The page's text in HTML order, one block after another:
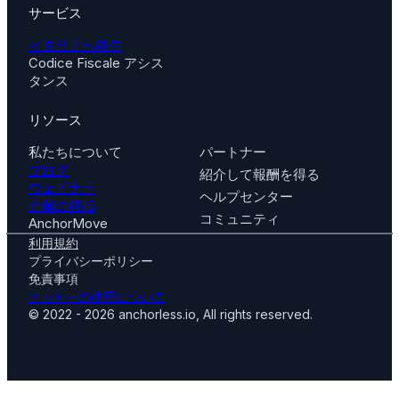
サービス
イタリアへ移住
Codice Fiscale アシス
タンス
リソース
私たちについて
ブログ
ウェビナー
企業の移転
AnchorMove
パートナー
紹介して報酬を得る
ヘルプセンター
コミュニティ
利用規約
プライバシーポリシー
免責事項
クッキーの使用について
© 2022 - 2026 anchorless.io, All rights reserved.